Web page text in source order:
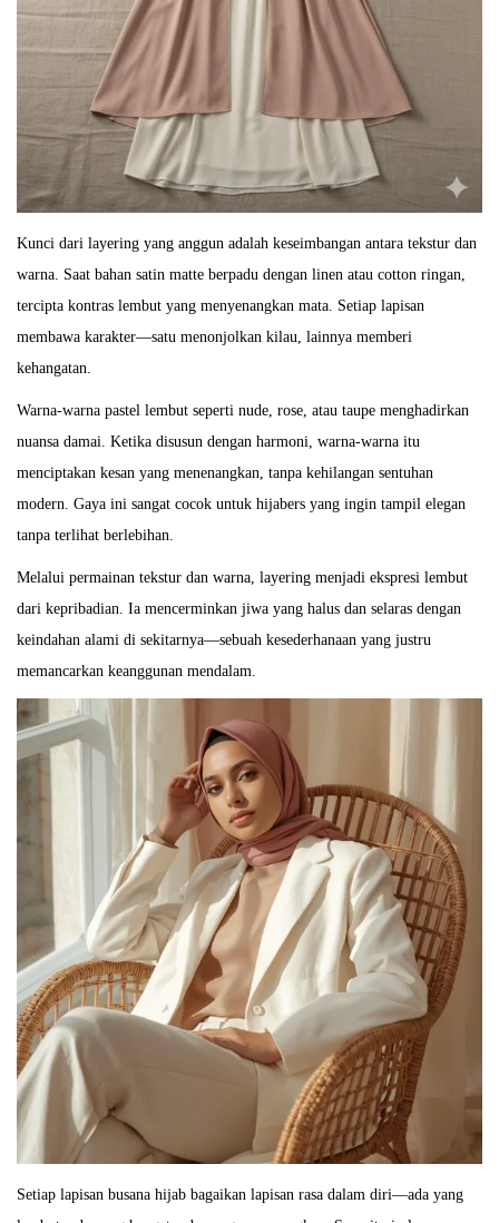
Kunci dari layering yang anggun adalah keseimbangan antara tekstur dan
warna. Saat bahan satin matte berpadu dengan linen atau cotton ringan,
tercipta kontras lembut yang menyenangkan mata. Setiap lapisan
membawa karakter—satu menonjolkan kilau, lainnya memberi
kehangatan.
Warna-warna pastel lembut seperti nude, rose, atau taupe menghadirkan
nuansa damai. Ketika disusun dengan harmoni, warna-warna itu
menciptakan kesan yang menenangkan, tanpa kehilangan sentuhan
modern. Gaya ini sangat cocok untuk hijabers yang ingin tampil elegan
tanpa terlihat berlebihan.
Melalui permainan tekstur dan warna, layering menjadi ekspresi lembut
dari kepribadian. Ia mencerminkan jiwa yang halus dan selaras dengan
keindahan alami di sekitarnya—sebuah kesederhanaan yang justru
memancarkan keanggunan mendalam.
Setiap lapisan busana hijab bagaikan lapisan rasa dalam diri—ada yang